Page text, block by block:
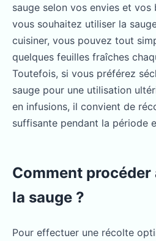
sauge selon vos envies et vos
vous souhaitez utiliser la
cuisiner, vous pouvez tout
quelques feuilles fraîches
Toutefois, si vous préférez
sauge pour une utilisation
en infusions, il convient de
suffisante pendant la période
Comment procéder
la sauge ?
Pour effectuer une récolte